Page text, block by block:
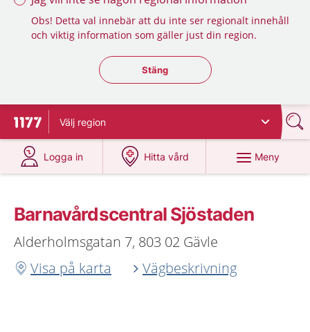
Obs! Detta val innebär att du inte ser regionalt innehåll
och viktig information som gäller just din region.
Stäng regionsväljaren
Stäng
Till startsidan för 1177
Välj region
Logga in
på 1177.se
Hitta vård
på 1177.se
Meny
Barnavårdscentral Sjöstaden
Alderholmsgatan 7, 803 02 Gävle
Visa på karta
Vägbeskrivning